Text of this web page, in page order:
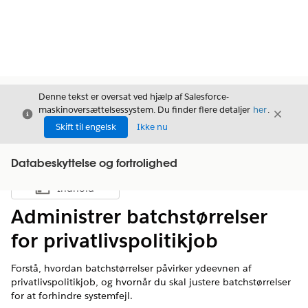
Luk
Denne tekst er oversat ved hjælp af Salesforce-
maskinoversættelsessystem. Du finder flere detaljer her.
Skift til engelsk
Ikke nu
Luk
Databeskyttelse og fortrolighed
Vis indholdsfortegnelse
Indhold
Administrer batchstørrelser
for privatlivspolitikjob
Forstå, hvordan batchstørrelser påvirker ydeevnen af
privatlivspolitikjob, og hvornår du skal justere batchstørrelser
for at forhindre systemfejl.